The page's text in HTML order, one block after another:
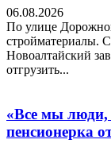
06.08.2026
По улице
стройматериалы.
Новоалтайский
отгрузить...
«Все мы люди,
пенсионерка